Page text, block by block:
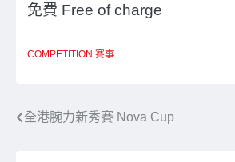
免費 Free of charge
COMPETITION 賽事
文全港腕力新秀賽 Nova Cup